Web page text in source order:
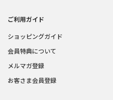
ご利用ガイド
ショッピングガイド
会員特典について
メルマガ登録
お客さま会員登録